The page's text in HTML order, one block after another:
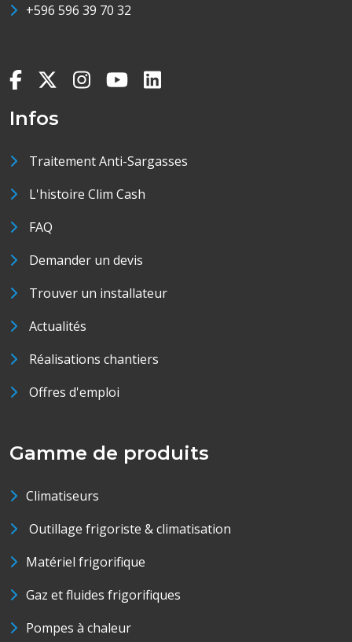
+596 596 39 70 32
Infos
Traitement Anti-Sargasses
L'histoire Clim Cash
FAQ
Demander un devis
Trouver un installateur
Actualités
Réalisations chantiers
Offres d'emploi
Gamme de produits
Climatiseurs
Outillage frigoriste & climatisation
Matériel frigorifique
Gaz et fluides frigorifiques
Pompes à chaleur